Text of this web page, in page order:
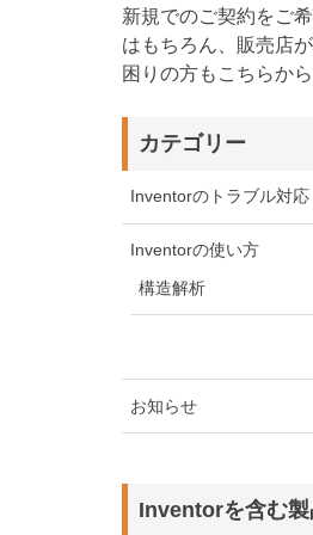
新規でのご契約をご
はもちろん、販売店
困りの方もこちらか
カテゴリー
Inventorのトラブル対応
Inventorの使い方
構造解析
お知らせ
Inventorを含む製